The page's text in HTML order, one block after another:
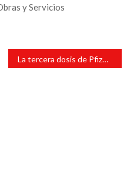
y Servicios
La tercera dosis de Pfizer eleva la inmunidad 10 veces, arroja un estudio en Israel